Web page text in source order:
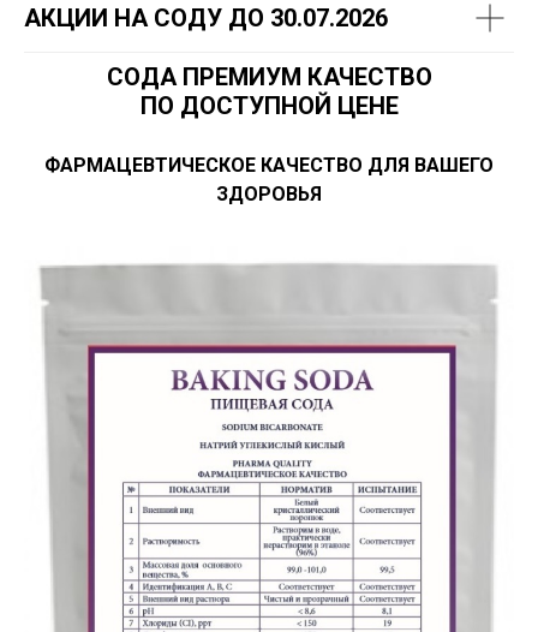
АКЦИИ НА СОДУ ДО 30.07.2026
СОДА ПРЕМИУМ КАЧЕСТВО
ПО ДОСТУПНОЙ ЦЕНЕ
ФАРМАЦЕВТИЧЕСКОЕ КАЧЕСТВО ДЛЯ ВАШЕГО
ЗДОРОВЬЯ